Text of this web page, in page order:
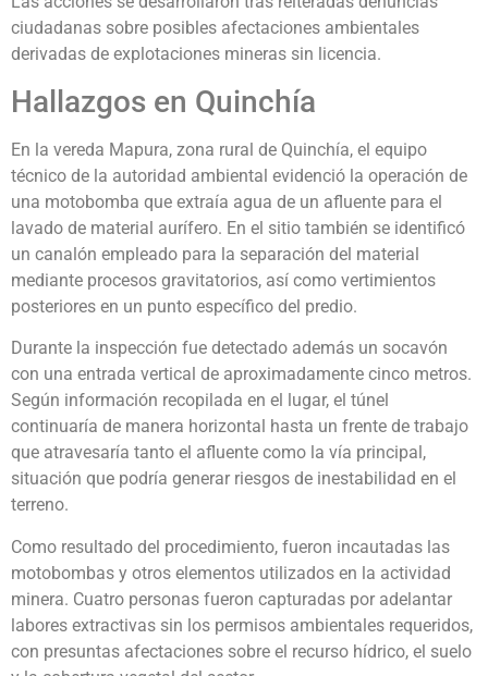
ciudadanas sobre posibles afectaciones ambientales
derivadas de explotaciones mineras sin licencia.
Hallazgos en Quinchía
En la vereda Mapura, zona rural de Quinchía, el equipo
técnico de la autoridad ambiental evidenció la operación de
una motobomba que extraía agua de un afluente para el
lavado de material aurífero. En el sitio también se identificó
un canalón empleado para la separación del material
mediante procesos gravitatorios, así como vertimientos
posteriores en un punto específico del predio.
Durante la inspección fue detectado además un socavón
con una entrada vertical de aproximadamente cinco metros.
Según información recopilada en el lugar, el túnel
continuaría de manera horizontal hasta un frente de trabajo
que atravesaría tanto el afluente como la vía principal,
situación que podría generar riesgos de inestabilidad en el
terreno.
Como resultado del procedimiento, fueron incautadas las
motobombas y otros elementos utilizados en la actividad
minera. Cuatro personas fueron capturadas por adelantar
labores extractivas sin los permisos ambientales requeridos,
con presuntas afectaciones sobre el recurso hídrico, el suelo